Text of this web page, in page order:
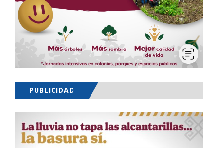
PUBLICIDAD